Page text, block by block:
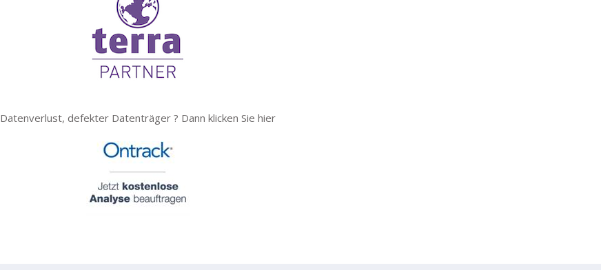
Datenverlust, defekter Datenträger ? Dann klicken Sie hier